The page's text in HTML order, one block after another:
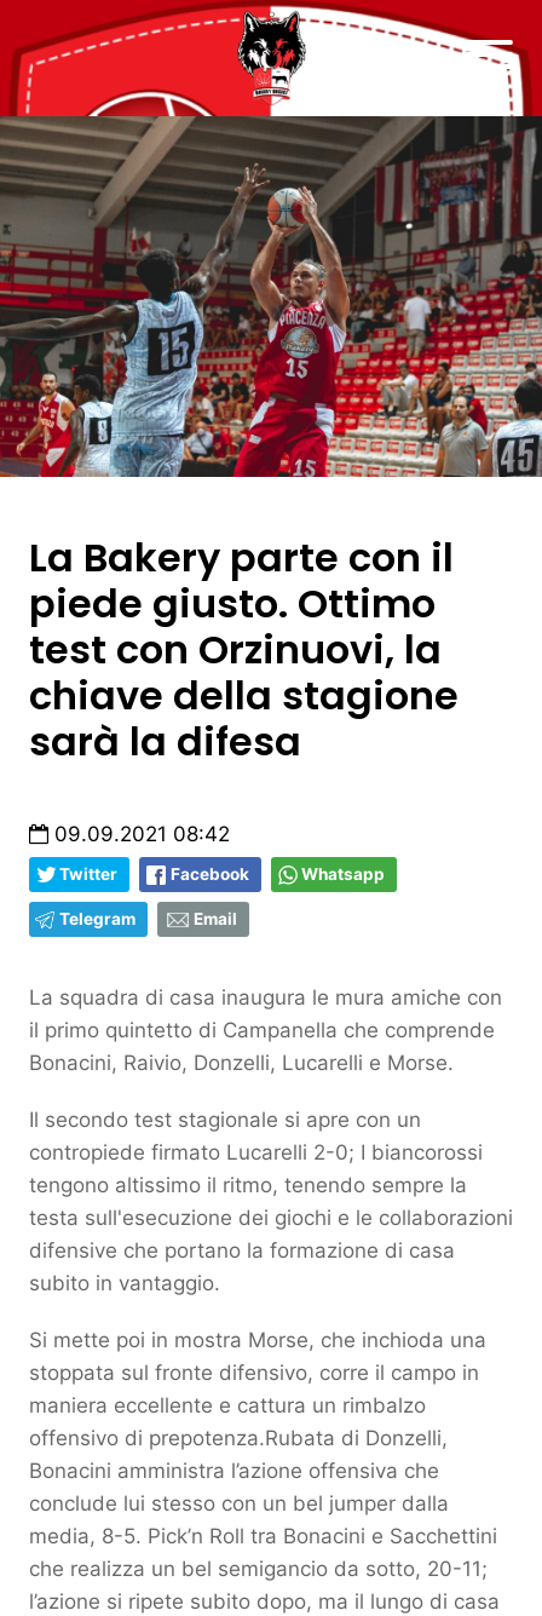
La Bakery parte con il
piede giusto. Ottimo
test con Orzinuovi, la
chiave della stagione
sarà la difesa
09.09.2021 08:42
Twitter Facebook Whatsapp
Telegram Email
La squadra di casa inaugura le mura amiche con
il primo quintetto di Campanella che comprende
Bonacini, Raivio, Donzelli, Lucarelli e Morse.
Il secondo test stagionale si apre con un
contropiede firmato Lucarelli 2-0; I biancorossi
tengono altissimo il ritmo, tenendo sempre la
testa sull'esecuzione dei giochi e le collaborazioni
difensive che portano la formazione di casa
subito in vantaggio.
Si mette poi in mostra Morse, che inchioda una
stoppata sul fronte difensivo, corre il campo in
maniera eccellente e cattura un rimbalzo
offensivo di prepotenza.Rubata di Donzelli,
Bonacini amministra l’azione offensiva che
conclude lui stesso con un bel jumper dalla
media, 8-5. Pick’n Roll tra Bonacini e Sacchettini
che realizza un bel semigancio da sotto, 20-11;
l’azione si ripete subito dopo, ma il lungo di casa